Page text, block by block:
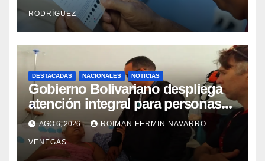
RODRÍGUEZ
DESTACADAS NACIONALES NOTICIAS
Gobierno Bolivariano despliega
atención integral para personas
con discapacidad en
campamentos de La Guaira
AGO 6, 2026 ROIMAN FERMIN NAVARRO
VENEGAS